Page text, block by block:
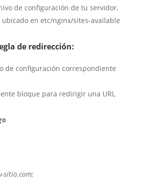
de configuración de tu servidor,
en etc/nginx/sites-available
de redirección:
de configuración correspondiente
bloque para redirigir una URL
sitio.com;